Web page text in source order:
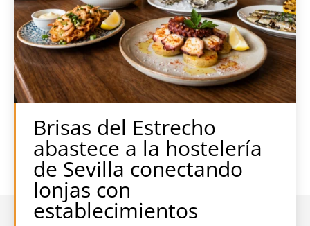
Brisas del Estrecho
abastece a la hostelería
de Sevilla conectando
lonjas con
establecimientos